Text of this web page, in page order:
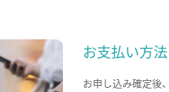
お支払い方
お申し込み確定後